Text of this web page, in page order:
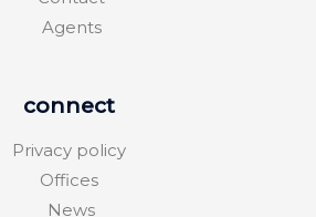
Agents
connect
Privacy policy
Offices
News